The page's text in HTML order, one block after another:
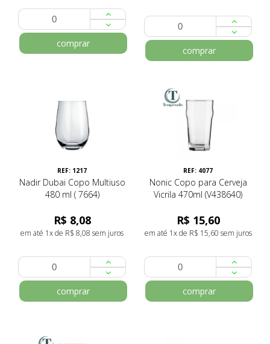
comprar
comprar
REF: 1217
Nadir Dubai Copo Multiuso
480 ml ( 7664)
R$ 8,08
em até 1x de R$ 8,08 sem juros
comprar
REF: 4077
Nonic Copo para Cerveja
Vicrila 470ml (V438640)
R$ 15,60
em até 1x de R$ 15,60 sem juros
comprar